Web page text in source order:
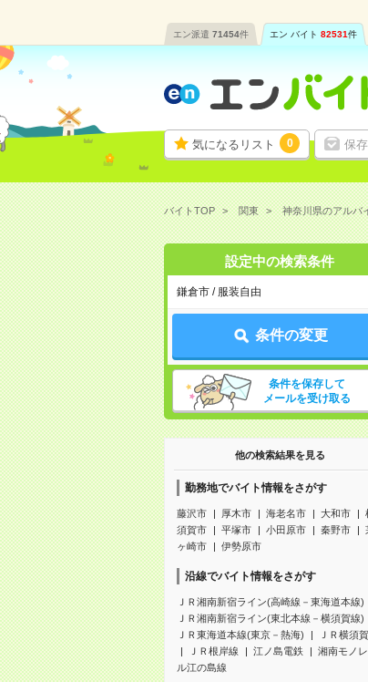
エン派遣 71454件 エン バイト 82531件
気になるリスト 0 保
バイトTOP 関東 神奈川県のアルバ
設定中の検索条件
鎌倉市 / 服装自由
条件の変更
条件を保存して
メールを受け取る
他の検索結果を見る
勤務地でバイト情報をさがす
藤沢市 厚木市 海老名市 大和市
須賀市
平塚市 小田原市 秦野市
ヶ崎市
伊勢原市
沿線でバイト情報をさがす
ＪＲ湘南新宿ライン(高崎線－東海道本線)
ＪＲ湘南新宿ライン(東北本線－横須賀線)
ＪＲ東海道本線(東京－熱海)
ＪＲ横須
ＪＲ根岸線
江ノ島電鉄
湘南モノ
ル江の島線